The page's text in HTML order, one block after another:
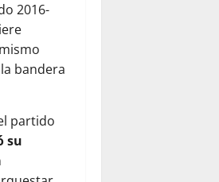
2016-
bandera
partido
su